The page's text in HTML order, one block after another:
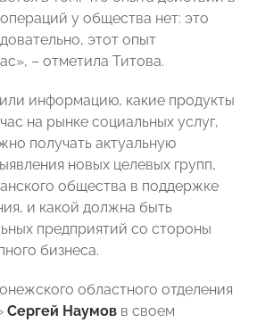
у общества нет: это
этот опыт
– отметила Титова.
информацию, какие продукты
на рынке социальных услуг,
получать актуальную
новых целевых групп,
общества в поддержке
и какой должна быть
предприятий со стороны
бизнеса.
областного отделения
Сергей Наумов в своем